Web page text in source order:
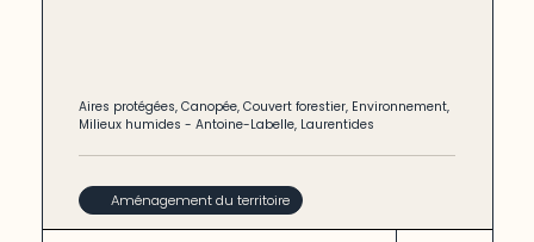
Aires protégées,Canopée,Couvert forestier, Environnement,
Milieux humides -Antoine-Labelle, Laurentides
Aménagement du territoire